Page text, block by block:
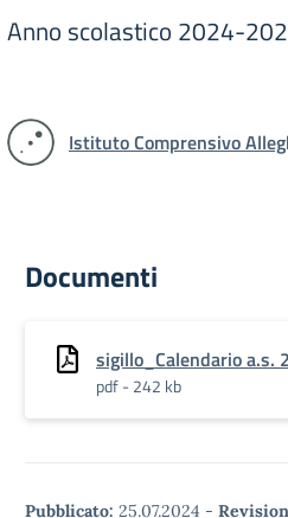
Anno scolastico 2024-
Istituto Comprensivo
Documenti
sigillo_Calendario a.s.
pdf - 242 kb
Pubblicato: 25.07.2024 -